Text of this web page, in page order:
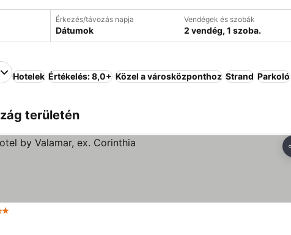
Érkezés/távozás napja
Dátumok
Vendégek és szobák
2 vendég, 1 szoba.
Hotelek Értékelés: 8,0+ Közel a városközponthoz Strand Parkoló
területén